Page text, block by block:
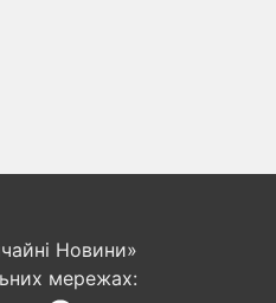
Новини»
мережах: